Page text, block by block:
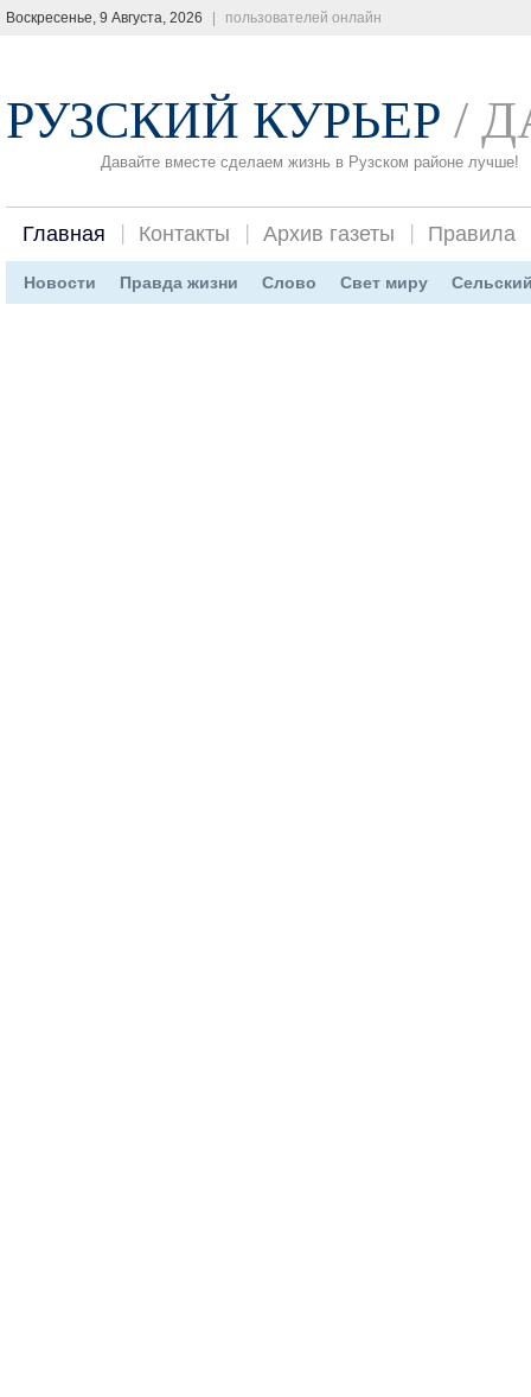
Воскресенье, 9 Августа, 2026 пользователей онлайн
РУЗСКИЙ КУРЬЕР /
Давайте вместе сделаем жизнь в Рузском районе лучше!
Главная Контакты Архив газеты Правила
Новости Правда жизни Слово Свет миру